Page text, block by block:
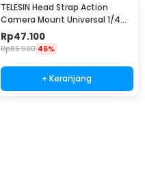
TELESIN Head Strap Action
Camera Mount Universal 1/4
Adjustable - GP-HMS-T04
Rp47.100
Rp85.900 46%
+ Keranjang